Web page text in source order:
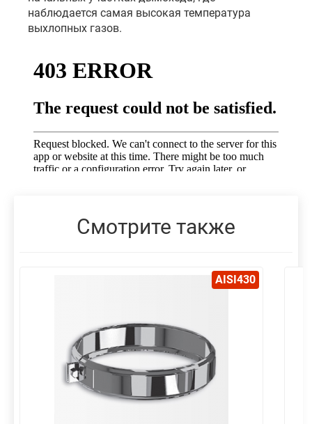
наблюдается самая высокая температура
выхлопных газов.
Смотрите также
AISI430